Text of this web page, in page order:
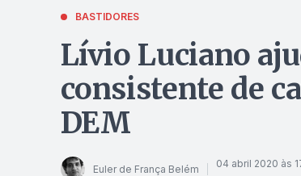
BASTIDORES
Lívio Luciano
consistente de
DEM
Euler de França Belém 04 abril 2020 às